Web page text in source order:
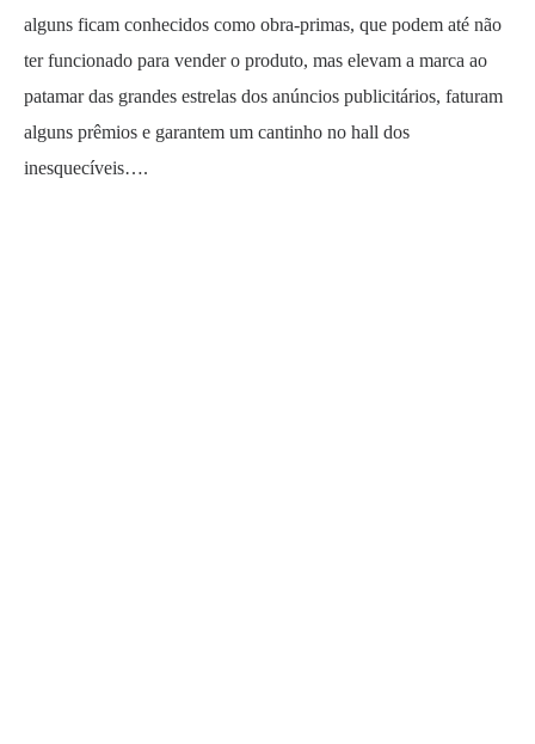
alguns ficam conhecidos como obra-primas, que podem até não
ter funcionado para vender o produto, mas elevam a marca ao
patamar das grandes estrelas dos anúncios publicitários, faturam
alguns prêmios e garantem um cantinho no hall dos
inesquecíveis….